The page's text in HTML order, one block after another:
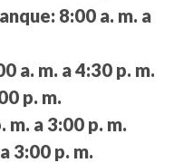
8:00 a. m. a
a. m. a 4:30 p. m.
p. m.
m. a 3:00 p. m.
3:00 p. m.